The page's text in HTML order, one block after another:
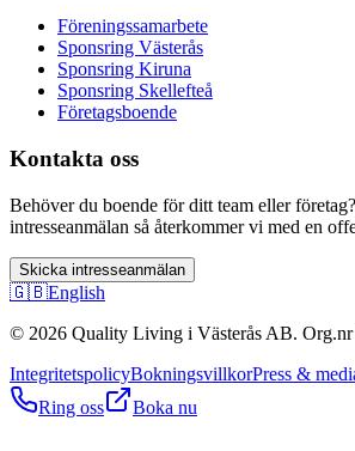
Föreningssamarbete
Sponsring Västerås
Sponsring Kiruna
Sponsring Skellefteå
Företagsboende
Kontakta oss
Behöver du boende för ditt team eller
intresseanmälan så återkommer vi med en
Skicka intresseanmälan
🇬🇧English
© 2026 Quality Living i Västerås AB. Org.nr
IntegritetspolicyBokningsvillkorPress &
Ring oss
Boka nu